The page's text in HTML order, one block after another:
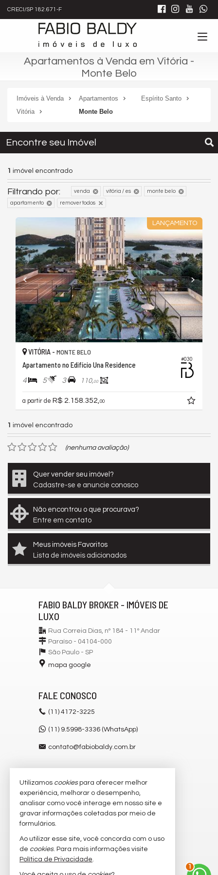
CRECI/SP 182.671-F
Apartamentos à Venda em Vitória -
Monte Belo
Imóveis à Venda Apartamentos
Espírito Santo
Vitória
Monte Belo
Encontre seu Imóvel
1 imóvel encontrado
Filtrando por: venda vitória / es monte belo
apartamento remover todos
LANÇAMENTO
#030
VITÓRIA - MONTE BELO
Apartamento no Edifício Una Residence
4 5 3 110,00
a partir de R$ 2.158.352, 00
1 imóvel encontrado
(nenhuma avaliação)
Quer vender seu imóvel?
Cadastre-se e anuncie conosco
Não encontrou o que procurava?
Entre em contato
Meus imóveis Favoritos
Lista de imóveis adicionados
FABIO BALDY BROKER - IMÓVEIS DE
LUXO
Rua Correia Dias, nº 184 - 11º Andar
Paraíso - 04104-000
São Paulo - SP
mapa google
FALE CONOSCO
(11) 4172-3225
(11) 9.5998-3336 (WhatsApp)
contato@fabiobaldy.com.br
VEJA MAIS
receba nosso newsletter
imóveis favoritos
mapa de imóveis
1
Utilizamos cookiespara oferecer melhor
experiência, melhorar o desempenho,
analisar como você interage em nosso site e
gravar informações coletadas por meio de
formulários.
Ao utilizar esse site, você concorda com o uso
de cookies. Para mais informações visite
Política de Privacidade.